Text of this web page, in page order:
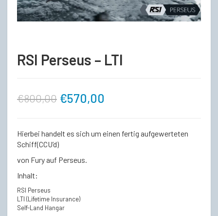
RSI Perseus – LTI
€800,00 Ursprünglicher
€570,00
Hierbei handelt es sich um einen fertig aufgewerteten
Schiff(CCU’d)
von Fury auf Perseus.
Inhalt:
RSI Perseus
LTI (Lifetime Insurance)
Self-Land Hangar